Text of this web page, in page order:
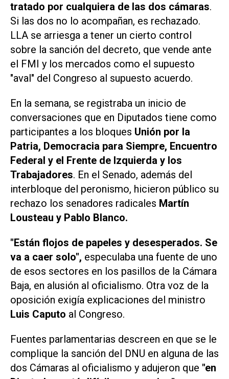
tratado por cualquiera de las dos cámaras.
Si las dos no lo acompañan, es rechazado.
LLA se arriesga a tener un cierto control
sobre la sanción del decreto, que vende ante
el FMI y los mercados como el supuesto
"aval" del Congreso al supuesto acuerdo.
En la semana, se registraba un inicio de
conversaciones que en Diputados tiene como
participantes a los bloques Unión por la
Patria, Democracia para Siempre, Encuentro
Federal y el Frente de Izquierda y los
Trabajadores. En el Senado, además del
interbloque del peronismo, hicieron público su
rechazo los senadores radicales Martín
Lousteau y Pablo Blanco.
"Están flojos de papeles y desesperados. Se
va a caer solo", especulaba una fuente de uno
de esos sectores en los pasillos de la Cámara
Baja, en alusión al oficialismo. Otra voz de la
oposición exigía explicaciones del ministro
Luis Caputo al Congreso.
Fuentes parlamentarias descreen en que se le
complique la sanción del DNU en alguna de las
dos Cámaras al oficialismo y adujeron que "en